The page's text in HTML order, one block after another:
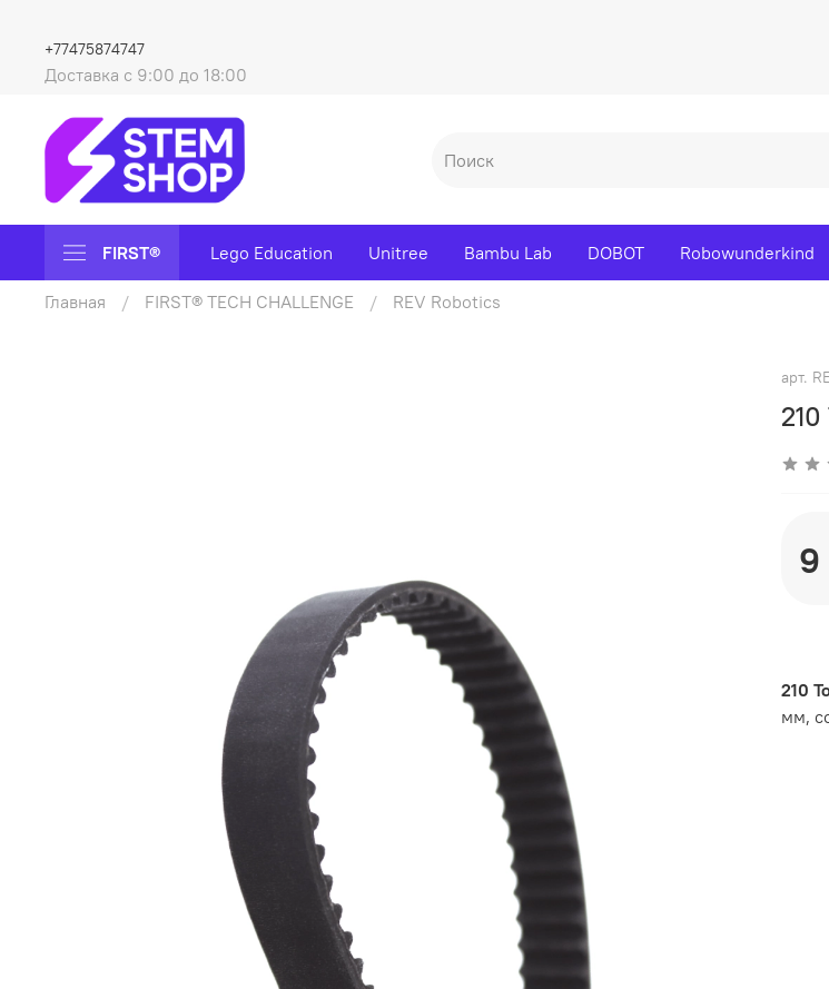
Доставка с 9:00 до 18:00
+77475874747
FIRST® Lego Education Unitree Bambu Lab DOBOT Robowunderkind
Главная FIRST® TECH CHALLENGE REV Robotics
арт.
9
210
мм,